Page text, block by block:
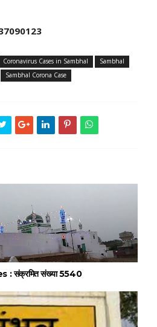
Coronavirus Cases in Sambhal
Sambhal
Sambhal Corona Case
संक्रमित संख्या 5540